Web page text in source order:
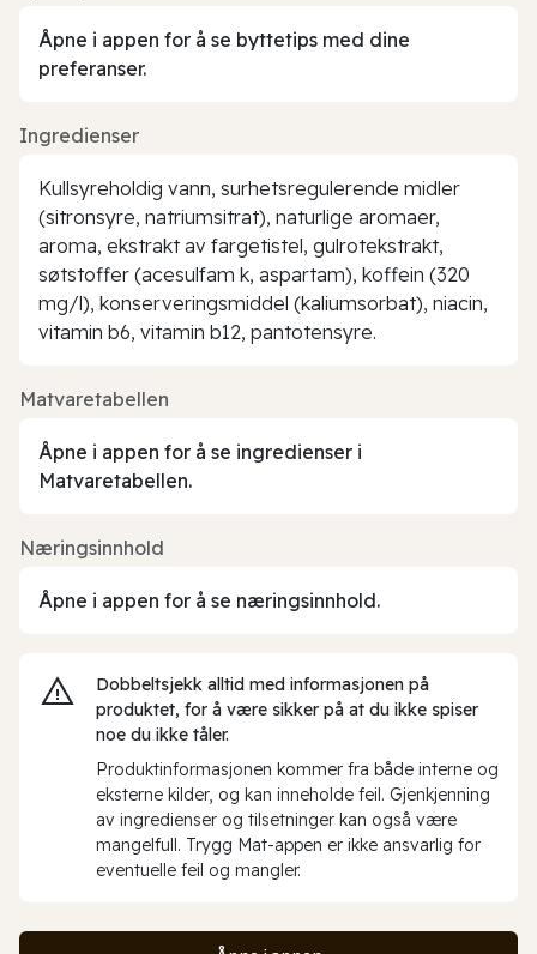
Åpne i appen for å se byttetips med dine
preferanser.
Ingredienser
Kullsyreholdig vann, surhetsregulerende midler
(sitronsyre, natriumsitrat), naturlige aromaer,
aroma, ekstrakt av fargetistel, gulrotekstrakt,
søtstoffer (acesulfam k, aspartam), koffein (320
mg/l), konserveringsmiddel (kaliumsorbat), niacin,
vitamin b6, vitamin b12, pantotensyre.
Matvaretabellen
Åpne i appen for å se ingredienser i
Matvaretabellen.
Næringsinnhold
Åpne i appen for å se næringsinnhold.
Dobbeltsjekk alltid med informasjonen på
produktet, for å være sikker på at du ikke spiser
noe du ikke tåler.
Produktinformasjonen kommer fra både interne og
eksterne kilder, og kan inneholde feil. Gjenkjenning
av ingredienser og tilsetninger kan også være
mangelfull. Trygg Mat-appen er ikke ansvarlig for
eventuelle feil og mangler.